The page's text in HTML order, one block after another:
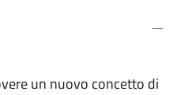
un nuovo concetto di